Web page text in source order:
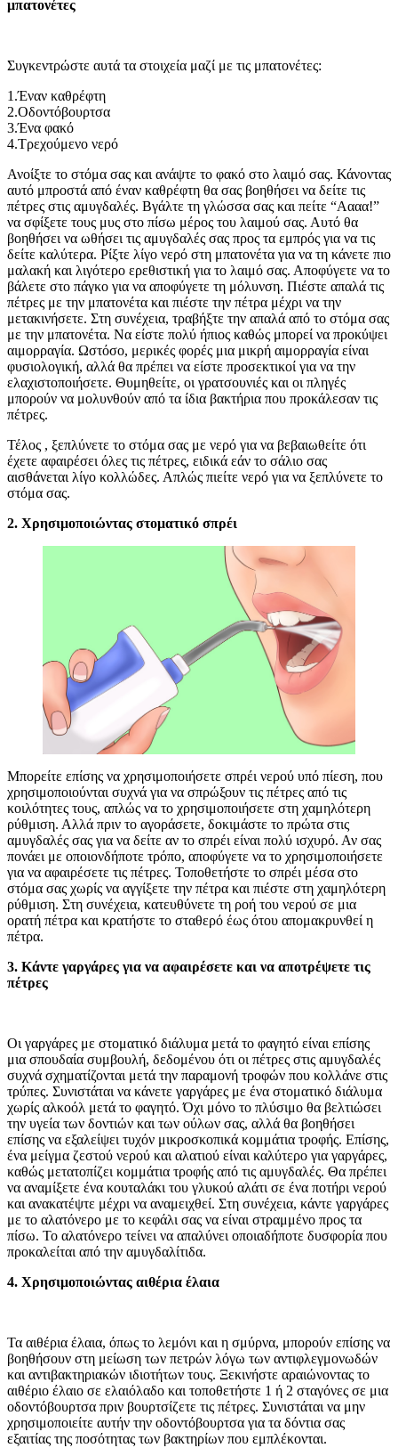
μπατονέτες
Συγκεντρώστε αυτά τα στοιχεία μαζί με τις μπατονέτες:
1.Έναν καθρέφτη
2.Οδοντόβουρτσα
3.Ένα φακό
4.Τρεχούμενο νερό
Ανοίξτε το στόμα σας και ανάψτε το φακό στο λαιμό σας. Κάνοντας
αυτό μπροστά από έναν καθρέφτη θα σας βοηθήσει να δείτε τις
πέτρες στις αμυγδαλές. Βγάλτε τη γλώσσα σας και πείτε “Αααα!”
να σφίξετε τους μυς στο πίσω μέρος του λαιμού σας. Αυτό θα
βοηθήσει να ωθήσει τις αμυγδαλές σας προς τα εμπρός για να τις
δείτε καλύτερα. Ρίξτε λίγο νερό στη μπατονέτα για να τη κάνετε πιο
μαλακή και λιγότερο ερεθιστική για το λαιμό σας. Αποφύγετε να το
βάλετε στο πάγκο για να αποφύγετε τη μόλυνση. Πιέστε απαλά τις
πέτρες με την μπατονέτα και πιέστε την πέτρα μέχρι να την
μετακινήσετε. Στη συνέχεια, τραβήξτε την απαλά από το στόμα σας
με την μπατονέτα. Να είστε πολύ ήπιος καθώς μπορεί να προκύψει
αιμορραγία. Ωστόσο, μερικές φορές μια μικρή αιμορραγία είναι
φυσιολογική, αλλά θα πρέπει να είστε προσεκτικοί για να την
ελαχιστοποιήσετε. Θυμηθείτε, οι γρατσουνιές και οι πληγές
μπορούν να μολυνθούν από τα ίδια βακτήρια που προκάλεσαν τις
πέτρες.
Τέλος , ξεπλύνετε το στόμα σας με νερό για να βεβαιωθείτε ότι
έχετε αφαιρέσει όλες τις πέτρες, ειδικά εάν το σάλιο σας
αισθάνεται λίγο κολλώδες. Απλώς πιείτε νερό για να ξεπλύνετε το
στόμα σας.
2. Χρησιμοποιώντας στοματικό σπρέι
Μπορείτε επίσης να χρησιμοποιήσετε σπρέι νερού υπό πίεση, που
χρησιμοποιούνται συχνά για να σπρώξουν τις πέτρες από τις
κοιλότητες τους, απλώς να το χρησιμοποιήσετε στη χαμηλότερη
ρύθμιση. Αλλά πριν το αγοράσετε, δοκιμάστε το πρώτα στις
αμυγδαλές σας για να δείτε αν το σπρέι είναι πολύ ισχυρό. Αν σας
πονάει με οποιονδήποτε τρόπο, αποφύγετε να το χρησιμοποιήσετε
για να αφαιρέσετε τις πέτρες. Τοποθετήστε το σπρέι μέσα στο
στόμα σας χωρίς να αγγίξετε την πέτρα και πιέστε στη χαμηλότερη
ρύθμιση. Στη συνέχεια, κατευθύνετε τη ροή του νερού σε μια
ορατή πέτρα και κρατήστε το σταθερό έως ότου απομακρυνθεί η
πέτρα.
3. Κάντε γαργάρες για να αφαιρέσετε και να αποτρέψετε τις
πέτρες
Οι γαργάρες με στοματικό διάλυμα μετά το φαγητό είναι επίσης
μια σπουδαία συμβουλή, δεδομένου ότι οι πέτρες στις αμυγδαλές
συχνά σχηματίζονται μετά την παραμονή τροφών που κολλάνε στις
τρύπες. Συνιστάται να κάνετε γαργάρες με ένα στοματικό διάλυμα
χωρίς αλκοόλ μετά το φαγητό. Όχι μόνο το πλύσιμο θα βελτιώσει
την υγεία των δοντιών και των ούλων σας, αλλά θα βοηθήσει
επίσης να εξαλείψει τυχόν μικροσκοπικά κομμάτια τροφής. Επίσης,
ένα μείγμα ζεστού νερού και αλατιού είναι καλύτερο για γαργάρες,
καθώς μετατοπίζει κομμάτια τροφής από τις αμυγδαλές. Θα πρέπει
να αναμίξετε ένα κουταλάκι του γλυκού αλάτι σε ένα ποτήρι νερού
και ανακατέψτε μέχρι να αναμειχθεί. Στη συνέχεια, κάντε γαργάρες
με το αλατόνερο με το κεφάλι σας να είναι στραμμένο προς τα
πίσω. Το αλατόνερο τείνει να απαλύνει οποιαδήποτε δυσφορία που
προκαλείται από την αμυγδαλίτιδα.
4. Χρησιμοποιώντας αιθέρια έλαια
Τα αιθέρια έλαια, όπως το λεμόνι και η σμύρνα, μπορούν επίσης να
βοηθήσουν στη μείωση των πετρών λόγω των αντιφλεγμονωδών
και αντιβακτηριακών ιδιοτήτων τους. Ξεκινήστε αραιώνοντας το
αιθέριο έλαιο σε ελαιόλαδο και τοποθετήστε 1 ή 2 σταγόνες σε μια
οδοντόβουρτσα πριν βουρτσίζετε τις πέτρες. Συνιστάται να μην
χρησιμοποιείτε αυτήν την οδοντόβουρτσα για τα δόντια σας
εξαιτίας της ποσότητας των βακτηρίων που εμπλέκονται.